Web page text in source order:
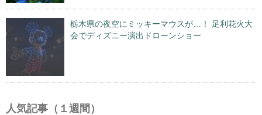
栃木県の夜空にミッキーマウスが…！ 足利花火大
会でディズニー演出ドローンショー
人気記事（１週間）